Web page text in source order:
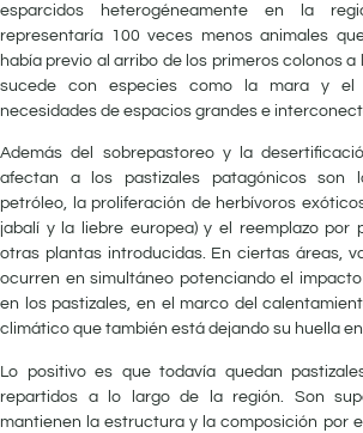
esparcidos heterogéneamente en la
representaría 100 veces menos animales
había previo al arribo de los primeros colonos a
sucede con especies como la mara y el
necesidades de espacios grandes e
Además del sobrepastoreo y la
afectan a los pastizales patagónicos son
petróleo, la proliferación de herbívoros
jabalí y la liebre europea) y el reemplazo por
otras plantas introducidas. En ciertas áreas,
ocurren en simultáneo potenciando el
en los pastizales, en el marco del
climático que también está dejando su huella
Lo positivo es que todavía quedan
repartidos a lo largo de la región. Son
mantienen la estructura y la composición por